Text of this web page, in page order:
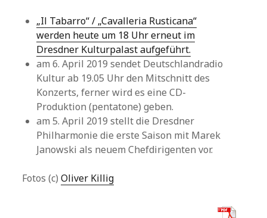
„Il Tabarro“ / „Cavalleria Rusticana“
werden heute um 18 Uhr erneut im
Dresdner Kulturpalast aufgeführt.
am 6. April 2019 sendet Deutschlandradio
Kultur ab 19.05 Uhr den Mitschnitt des
Konzerts, ferner wird es eine CD-
Produktion (pentatone) geben.
am 5. April 2019 stellt die Dresdner
Philharmonie die erste Saison mit Marek
Janowski als neuem Chefdirigenten vor.
Fotos (c)Oliver Killig